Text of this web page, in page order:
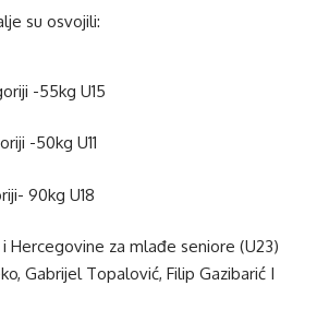
su osvojili:
-55kg U15
-50kg U11
90kg U18
Hercegovine za mlađe seniore (U23)
Gabrijel Topalović, Filip Gazibarić I